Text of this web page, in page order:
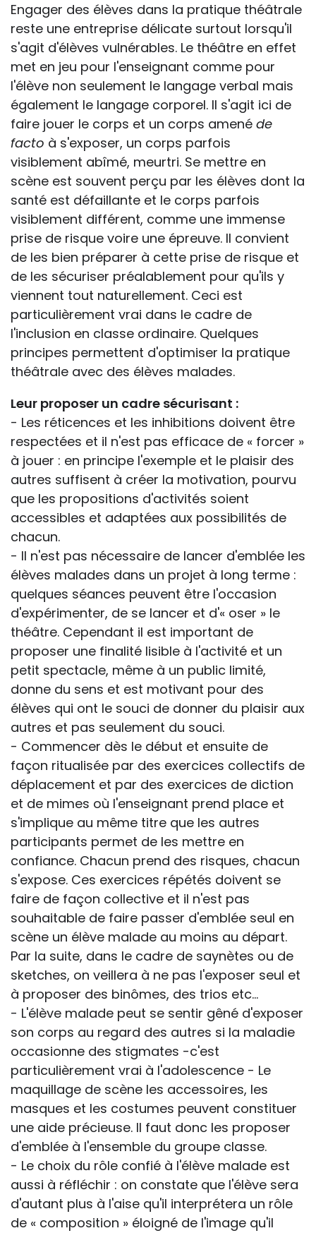
Engager des élèves dans la pratique théâtrale
reste une entreprise délicate surtout lorsqu'il
s'agit d'élèves vulnérables. Le théâtre en effet
met en jeu pour l'enseignant comme pour
l'élève non seulement le langage verbal mais
également le langage corporel. Il s'agit ici de
faire jouer le corps et un corps amené de
facto à s'exposer, un corps parfois
visiblement abîmé, meurtri. Se mettre en
scène est souvent perçu par les élèves dont la
santé est défaillante et le corps parfois
visiblement différent, comme une immense
prise de risque voire une épreuve. Il convient
de les bien préparer à cette prise de risque et
de les sécuriser préalablement pour qu'ils y
viennent tout naturellement. Ceci est
particulièrement vrai dans le cadre de
l'inclusion en classe ordinaire. Quelques
principes permettent d'optimiser la pratique
théâtrale avec des élèves malades.
Leur proposer un cadre sécurisant :
- Les réticences et les inhibitions doivent être
respectées et il n'est pas efficace de « forcer »
à jouer : en principe l'exemple et le plaisir des
autres suffisent à créer la motivation, pourvu
que les propositions d'activités soient
accessibles et adaptées aux possibilités de
chacun.
- Il n'est pas nécessaire de lancer d'emblée les
élèves malades dans un projet à long terme :
quelques séances peuvent être l'occasion
d'expérimenter, de se lancer et d'« oser » le
théâtre. Cependant il est important de
proposer une finalité lisible à l'activité et un
petit spectacle, même à un public limité,
donne du sens et est motivant pour des
élèves qui ont le souci de donner du plaisir aux
autres et pas seulement du souci.
- Commencer dès le début et ensuite de
façon ritualisée par des exercices collectifs de
déplacement et par des exercices de diction
et de mimes où l'enseignant prend place et
s'implique au même titre que les autres
participants permet de les mettre en
confiance. Chacun prend des risques, chacun
s'expose. Ces exercices répétés doivent se
faire de façon collective et il n'est pas
souhaitable de faire passer d'emblée seul en
scène un élève malade au moins au départ.
Par la suite, dans le cadre de saynètes ou de
sketches, on veillera à ne pas l'exposer seul et
à proposer des binômes, des trios etc...
- L'élève malade peut se sentir gêné d'exposer
son corps au regard des autres si la maladie
occasionne des stigmates -c'est
particulièrement vrai à l'adolescence - Le
maquillage de scène les accessoires, les
masques et les costumes peuvent constituer
une aide précieuse. Il faut donc les proposer
d'emblée à l'ensemble du groupe classe.
- Le choix du rôle confié à l'élève malade est
aussi à réfléchir : on constate que l'élève sera
d'autant plus à l'aise qu'il interprétera un rôle
de « composition » éloigné de l'image qu'il